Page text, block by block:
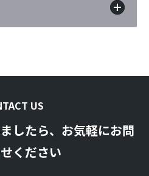
US
したら、お気軽にお問
ください